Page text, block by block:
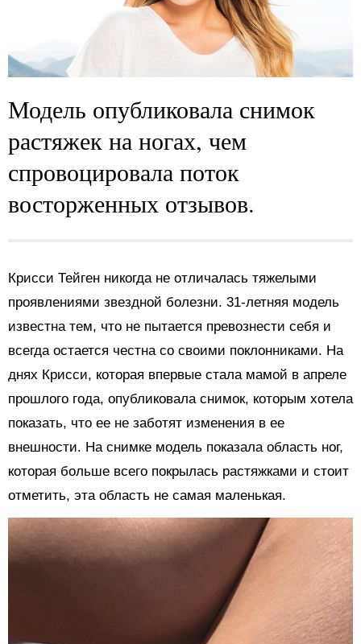
Модель опубликовала снимок
растяжек на ногах, чем
спровоцировала поток
восторженных отзывов.
Крисси Тейген никогда не отличалась тяжелыми
проявлениями звездной болезни. 31-летняя модель
известна тем, что не пытается превознести себя и
всегда остается честна со своими поклонниками. На
днях Крисси, которая впервые стала мамой в апреле
прошлого года, опубликовала снимок, которым хотела
показать, что ее не заботят изменения в ее
внешности. На снимке модель показала область ног,
которая больше всего покрылась растяжками и стоит
отметить, эта область не самая маленькая.